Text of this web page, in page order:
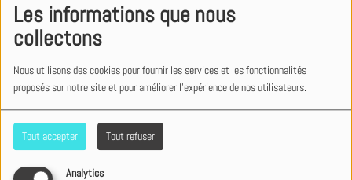
Les informations que nous
collectons
Nous utilisons des cookies pour fournir les services et les fonctionnalités
proposés sur notre site et pour améliorer l'expérience de nos utilisateurs.
Tout accepter Tout refuser
Analytics